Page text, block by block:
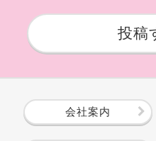
投稿
会社案内